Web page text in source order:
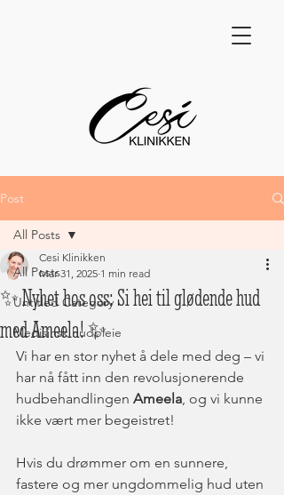
Post
All Posts
Untitled Category
Medisinsk hudpleie
All Posts
✨ Nyhet hos oss: Si hei til glødende hud
med Ameela! ✨
Cesi Klinikken
Mar 31, 2025 1 min read
Vi har en stor nyhet å dele med deg – vi
har nå fått inn den revolusjonerende
hudbehandlingen Ameela, og vi kunne
ikke vært mer begeistret!
Hvis du drømmer om en sunnere,
fastere og mer ungdommelig hud uten